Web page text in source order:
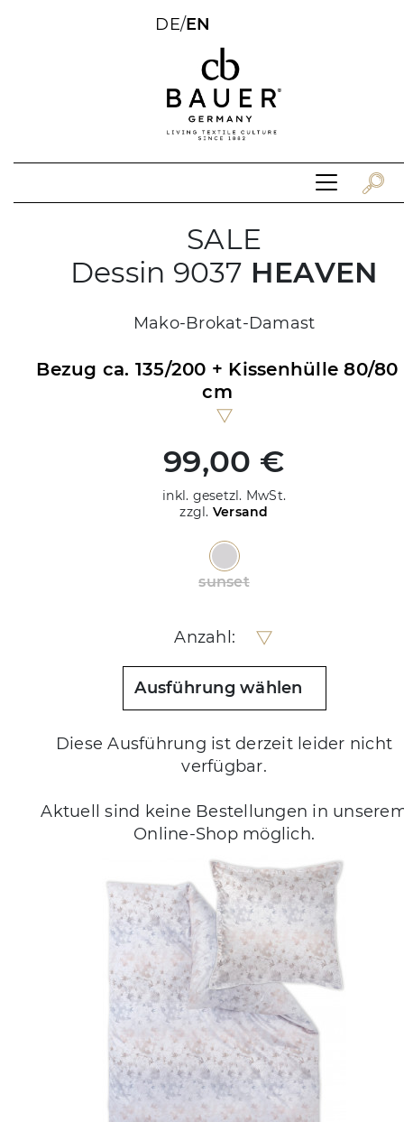
DE/EN
SALE
Dessin 9037 HEAVEN
Mako-Brokat-Damast
Bezug ca. 135/200 + Kissenhülle 80/80
cm
99,00 €
inkl. gesetzl. MwSt.
zzgl. Versand
sunset
Anzahl:
Ausführung wählen
Diese Ausführung ist derzeit leider nicht
verfügbar.
Aktuell sind keine Bestellungen in
Online-Shop möglich.